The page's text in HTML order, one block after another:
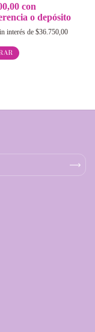
con
o depósito
interés de $36.750,00